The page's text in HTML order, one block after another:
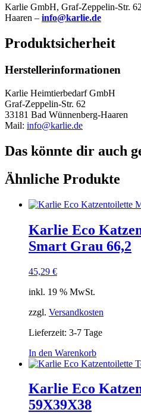
Karlie GmbH, Graf-Zeppelin-Str.
Haaren – info@karlie.de
Produktsicherheit
Herstellerinformationen
Karlie Heimtierbedarf GmbH
Graf-Zeppelin-Str. 62
33181 Bad Wünnenberg-Haaren
Mail: info@karlie.de
Das könnte dir auch
Ähnliche Produkte
Karlie Eco
Smart Grau 66,2
45,29 €
inkl. 19 % MwSt.
zzgl. Versandkosten
Lieferzeit: 3-7 Tage
In den Warenkorb
Karlie Eco
59X39X38